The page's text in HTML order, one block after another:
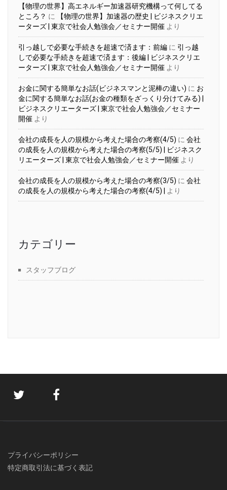
【物理の世界】高エネルギー加速器研究機構って何してる
ところ？ に
【物理の世界】加速器の歴史 | ビジネスクリエ
ーターズ | 東京で社会人勉強会／セミナー開催 より
引っ越しで必要な手続きを超速で済ます：前編 に 引っ越
しで必要な手続きを超速で済ます：後編 | ビジネスクリエ
ーターズ | 東京で社会人勉強会／セミナー開催 より
お金に関する簡単なお話(ビジネスマンと泥棒の違い) に お
金に関する簡単なお話(お金の種類をざっくり分けてみる) |
ビジネスクリエーターズ | 東京で社会人勉強会／セミナー
開催 より
会社の成長を人の規模から考えた場合の考察(4/5) に 会社
の成長を人の規模から考えた場合の考察(5/5) | ビジネスク
リエーターズ | 東京で社会人勉強会／セミナー開催 より
会社の成長を人の規模から考えた場合の考察(3/5) に 会社
の成長を人の規模から考えた場合の考察(4/5) |
より
カテゴリー
スタッフブログ
プライバシーポリシー
特定商取引法に基づく表記